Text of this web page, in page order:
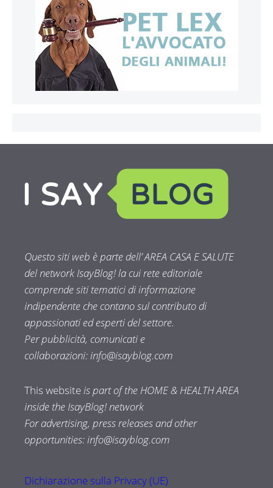
Questo siti web è parte dell’ AREA CASA E SALUTE
del network IsayBlog! la cui rete editoriale
comprende siti tematici di informazione
indipendente che contano sul contributo di
appassionati ed esperti del settore.
Per pubblicità, comunicati e
collaborazioni:info@isayblog.com
This websiteis part of the HOME & HEALTH AREA
inside the IsayBlog! network
For advertising, press releases and other
opportunities:info@isayblog.com
Dichiarazione sulla Privacy (UE)